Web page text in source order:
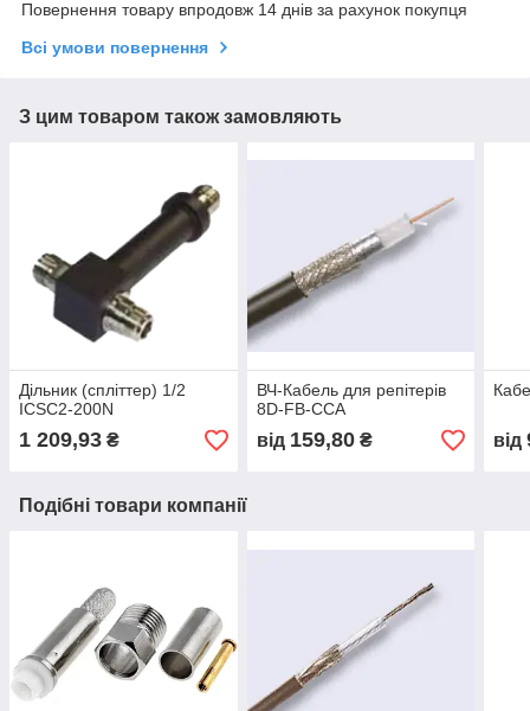
Повернення товару впродовж 14 днів за рахунок покупця
Всі умови повернення
З цим товаром також замовляють
Дільник (спліттер) 1/2
ICSC2-200N
1 209,93 ₴
ВЧ-Кабель для репітерів
8D-FB-CCA
від 159,80₴ від
Подібні товари компанії